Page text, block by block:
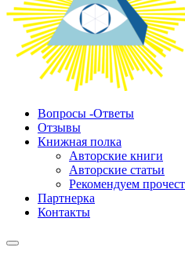
Вопросы -Ответы
Отзывы
Книжная полка
Авторские книги
Авторские статьи
Рекомендуем
Партнерка
Контакты